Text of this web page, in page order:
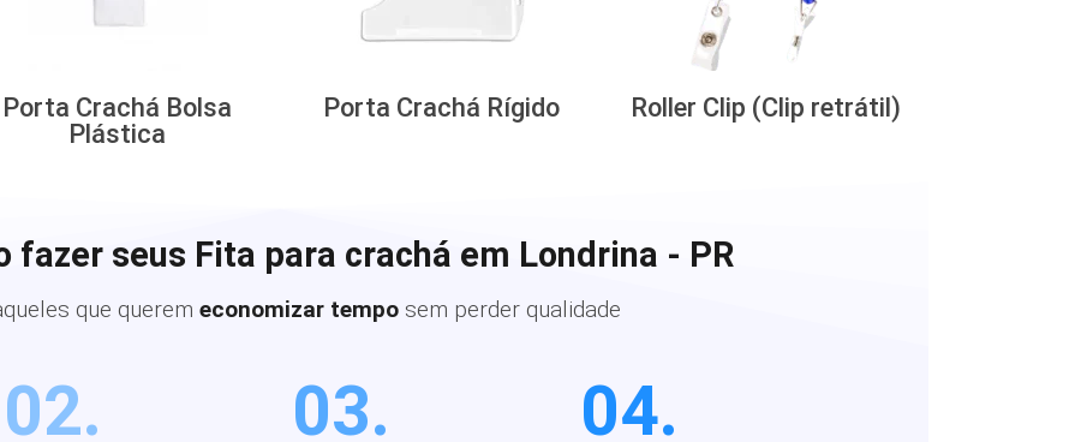
Porta Crachá Bolsa
Plástica
Porta Crachá Rígido Roller Clip (Clip retrátil)
fazer seus Fita para crachá em Londrina - PR
que querem economizar tempo sem perder qualidade
02. 03. 04.